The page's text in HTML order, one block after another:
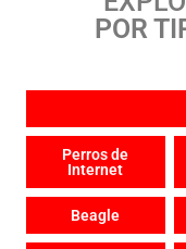
POR
Perros de
Internet
Beagle